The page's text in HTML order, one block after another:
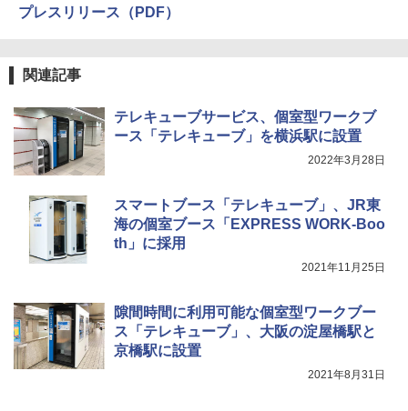
プレスリリース（PDF）
関連記事
テレキューブサービス、個室型ワークブ
ース「テレキューブ」を横浜駅に設置
2022年3月28日
スマートブース「テレキューブ」、JR東
海の個室ブース「EXPRESS WORK-Boo
th」に採用
2021年11月25日
隙間時間に利用可能な個室型ワークブー
ス「テレキューブ」、大阪の淀屋橋駅と
京橋駅に設置
2021年8月31日